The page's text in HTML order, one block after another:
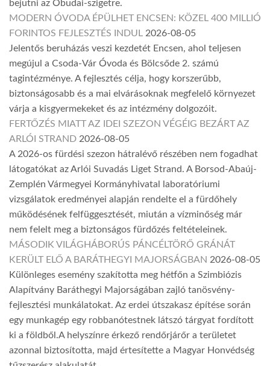
bejutni az Óbudai-szigetre.
MODERN ÓVODA ÉPÜLHET ENCSEN: KÖZEL 400 MILLIÓ
FORINTOS FEJLESZTÉS INDUL 2026-08-05
Jelentős beruházás veszi kezdetét Encsen, ahol teljesen
megújul a Csoda-Vár Óvoda és Bölcsőde 2. számú
tagintézménye. A fejlesztés célja, hogy korszerűbb,
biztonságosabb és a mai elvárásoknak megfelelő környezet
várja a kisgyermekeket és az intézmény dolgozóit.
FERTŐZÉS MIATT AZ IDEI SZEZON VÉGÉIG BEZÁRT AZ
ARLÓI STRAND 2026-08-05
A 2026-os fürdési szezon hátralévő részében nem fogadhat
látogatókat az Arlói Suvadás Liget Strand. A Borsod-Abaúj-
Zemplén Vármegyei Kormányhivatal laboratóriumi
vizsgálatok eredményei alapján rendelte el a fürdőhely
működésének felfüggesztését, miután a vízminőség már
nem felelt meg a biztonságos fürdőzés feltételeinek.
MÁSODIK VILÁGHÁBORÚS PÁNCÉLTÖRŐ GRÁNÁT
KERÜLT ELŐ A BARÁTHEGYI MAJORSÁGBAN 2026-08-05
Különleges esemény szakította meg hétfőn a Szimbiózis
Alapítvány Baráthegyi Majorságában zajló tanösvény-
fejlesztési munkálatokat. Az erdei útszakasz építése során
egy munkagép egy robbanótestnek látszó tárgyat fordított
ki a földből.A helyszínre érkező rendőrjárőr a területet
azonnal biztosította, majd értesítette a Magyar Honvédség